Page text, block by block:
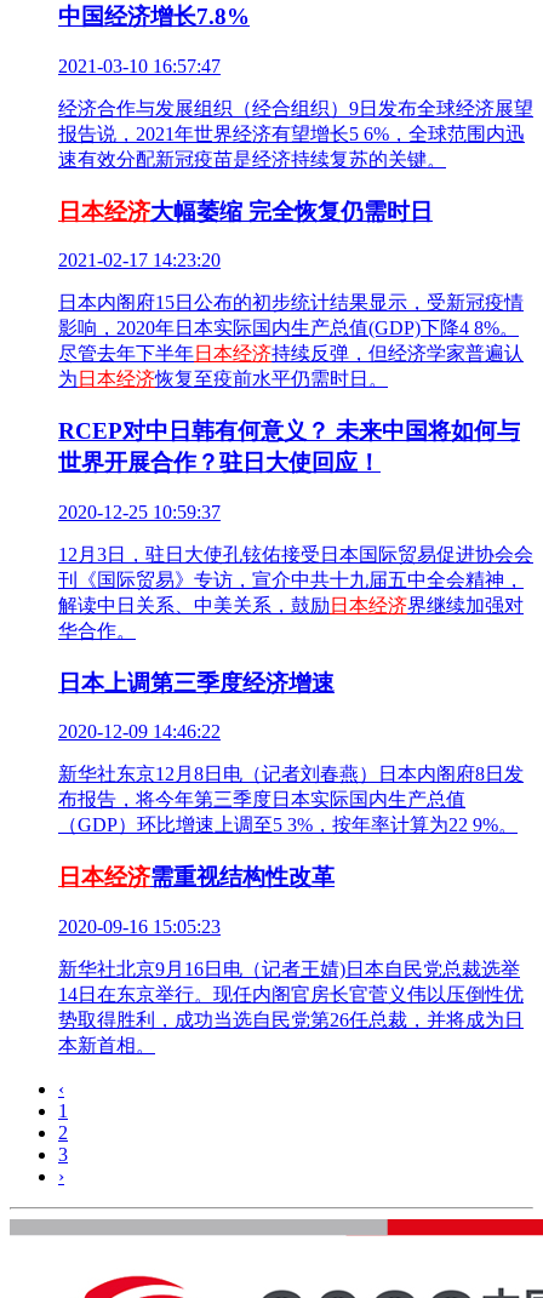
中国经济增长7.8%
2021-03-10 16:57:47
经济合作与发展组织（经合组织）9日发布全球经济展望
报告说，2021年世界经济有望增长5 6%，全球范围内迅
速有效分配新冠疫苗是经济持续复苏的关键。
日本经济大幅萎缩 完全恢复仍需时日
2021-02-17 14:23:20
日本内阁府15日公布的初步统计结果显示，受新冠疫情
影响，2020年日本实际国内生产总值(GDP)下降4 8%。
尽管去年下半年日本经济持续反弹，但经济学家普遍认
为 日本经济恢复至疫前水平仍需时日。
RCEP对中日韩有何意义？ 未来中国将如何与
世界开展合作？驻日大使回应！
2020-12-25 10:59:37
12月3日，驻日大使孔铉佑接受日本国际贸易促进协会会
刊《国际贸易》专访，宣介中共十九届五中全会精神，
解读中日关系、中美关系，鼓励 日本经济界继续加强对
华合作。
日本上调第三季度经济增速
2020-12-09 14:46:22
新华社东京12月8日电（记者刘春燕）日本内阁府8日发
布报告，将今年第三季度日本实际国内生产总值
（GDP）环比增速上调至5 3%，按年率计算为22 9%。
日本经济需重视结构性改革
2020-09-16 15:05:23
新华社北京9月16日电（记者王婧)日本自民党总裁选举
14日在东京举行。现任内阁官房长官菅义伟以压倒性优
势取得胜利，成功当选自民党第26任总裁，并将成为日
本新首相。
‹
1
2
3
›